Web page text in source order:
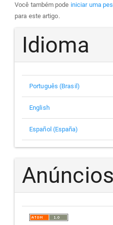
Você também pode iniciar uma
para este artigo.
Idioma
Português (Brasil)
English
Español (España)
Anúncios